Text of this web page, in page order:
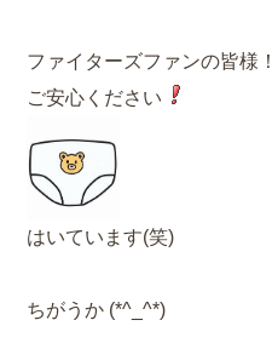
ファイターズファンの皆様！
ご安心ください
はいています(笑)
ちがうか (*^_^*)